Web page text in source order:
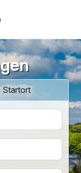
Startort